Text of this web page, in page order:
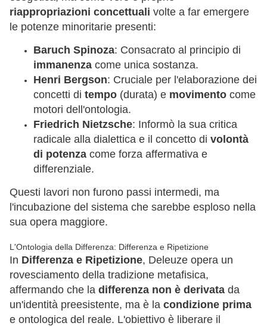
riappropriazioni concettuali volte a far emergere
le potenze minoritarie presenti:
Baruch Spinoza: Consacrato al principio di
immanenza come unica sostanza.
Henri Bergson: Cruciale per l'elaborazione dei
concetti di tempo (durata) e movimento come
motori dell'ontologia.
Friedrich Nietzsche: Informò la sua critica
radicale alla dialettica e il concetto di volontà
di potenza come forza affermativa e
differenziale.
Questi lavori non furono passi intermedi, ma
l'incubazione del sistema che sarebbe esploso nella
sua opera maggiore.
L'Ontologia della Differenza: Differenza e Ripetizione
In Differenza e Ripetizione, Deleuze opera un
rovesciamento della tradizione metafisica,
affermando che la differenza non è derivata da
un'identità preesistente, ma è la condizione prima
e ontologica del reale. L'obiettivo è liberare il